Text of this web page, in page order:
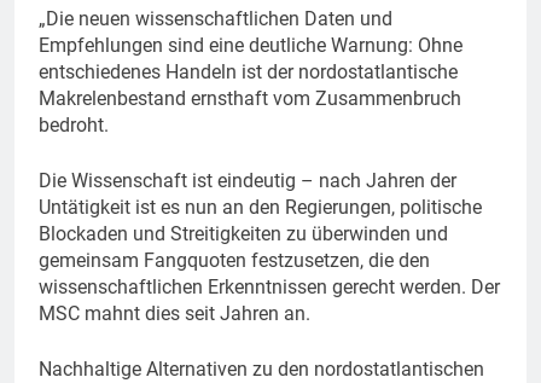
„Die neuen wissenschaftlichen Daten und
Empfehlungen sind eine deutliche Warnung: Ohne
entschiedenes Handeln ist der nordostatlantische
Makrelenbestand ernsthaft vom Zusammenbruch
bedroht.
Die Wissenschaft ist eindeutig – nach Jahren der
Untätigkeit ist es nun an den Regierungen, politische
Blockaden und Streitigkeiten zu überwinden und
gemeinsam Fangquoten festzusetzen, die den
wissenschaftlichen Erkenntnissen gerecht werden. Der
MSC mahnt dies seit Jahren an.
Nachhaltige Alternativen zu den nordostatlantischen